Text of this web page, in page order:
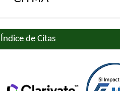
Índice de Citas